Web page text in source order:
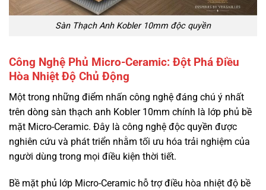
Sàn Thạch Anh Kobler 10mm độc quyền
Công Nghệ Phủ Micro-Ceramic: Đột Phá Điều
Hòa Nhiệt Độ Chủ Động
Một trong những điểm nhấn công nghệ đáng chú ý nhất
trên dòng sàn thạch anh Kobler 10mm chính là lớp phủ bề
mặt Micro-Ceramic. Đây là công nghệ độc quyền được
nghiên cứu và phát triển nhằm tối ưu hóa trải nghiệm của
người dùng trong mọi điều kiện thời tiết.
Bề mặt phủ lớp Micro-Ceramic hỗ trợ điều hòa nhiệt độ bề